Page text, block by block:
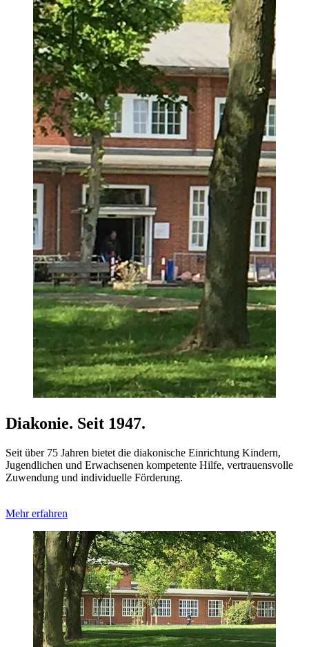
Diakonie. Seit 1947.
Seit über 75 Jahren bietet die diakonische Einrichtung Kindern,
Jugendlichen und Erwachsenen kompetente Hilfe, vertrauensvolle
Zuwendung und individuelle Förderung.
Mehr erfahren